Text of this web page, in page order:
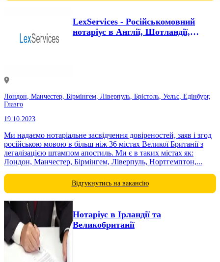
LexServices - Російськомовний
нотаріус в Англії, Шотландії,
Лондон, Манчестер, Бірмінгем, Ліверпуль, Брістоль, Уельс, Едінбург,
Глазго
19.10.2023
Ми надаємо нотаріальне засвідчення довіреностей, заяв і згод
російською мовою в більш ніж 36 містах Великої Британії з
легалізацією штампом апостиль. Ми є в таких містах як:
Лондон, Манчестер, Бірмінгем, Ліверпуль, Нортгемптон,...
Відгукнутись на вакансію
Нотаріус в Ірландії та
Великобританії